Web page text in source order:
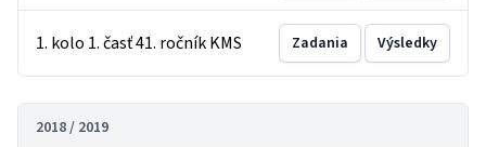
1. kolo 1. časť 41. ročník KMS Zadania Výsledky
2018 / 2019